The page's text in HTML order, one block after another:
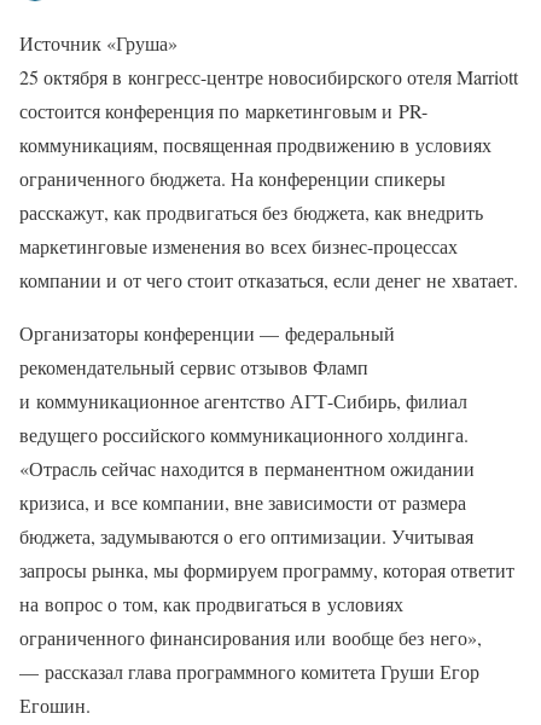
Источник «Груша»
25 октября в конгресс-центре новосибирского отеля Marriott
состоится конференция по маркетинговым и PR-
коммуникациям, посвященная продвижению в условиях
ограниченного бюджета. На конференции спикеры
расскажут, как продвигаться без бюджета, как внедрить
маркетинговые изменения во всех бизнес-процессах
компании и от чего стоит отказаться, если денег не хватает.
Организаторы конференции — федеральный
рекомендательный сервис отзывов Фламп
и коммуникационное агентство АГТ-Сибирь, филиал
ведущего российского коммуникационного холдинга.
«Отрасль сейчас находится в перманентном ожидании
кризиса, и все компании, вне зависимости от размера
бюджета, задумываются о его оптимизации. Учитывая
запросы рынка, мы формируем программу, которая ответит
на вопрос о том, как продвигаться в условиях
ограниченного финансирования или вообще без него»,
— рассказал глава программного комитета Груши Егор
Егошин.